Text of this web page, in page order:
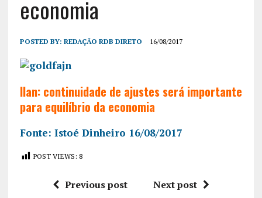
economia
POSTED BY: REDAÇÃO RDB DIRETO 16/08/2017
Ilan: continuidade de ajustes será importante
para equilíbrio da economia
Fonte: Istoé Dinheiro 16/08/2017
POST VIEWS: 8
Previous post Next post